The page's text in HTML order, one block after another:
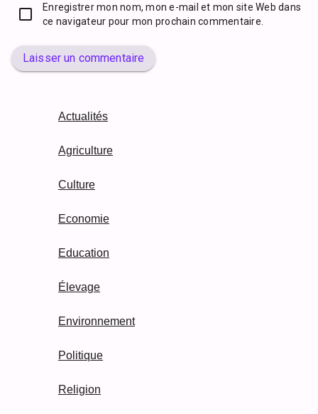
Enregistrer mon nom, mon e-mail et mon site Web dans
ce navigateur pour mon prochain commentaire.
Laisser un commentaire
Actualités
Agriculture
Culture
Economie
Education
Élevage
Environnement
Politique
Religion